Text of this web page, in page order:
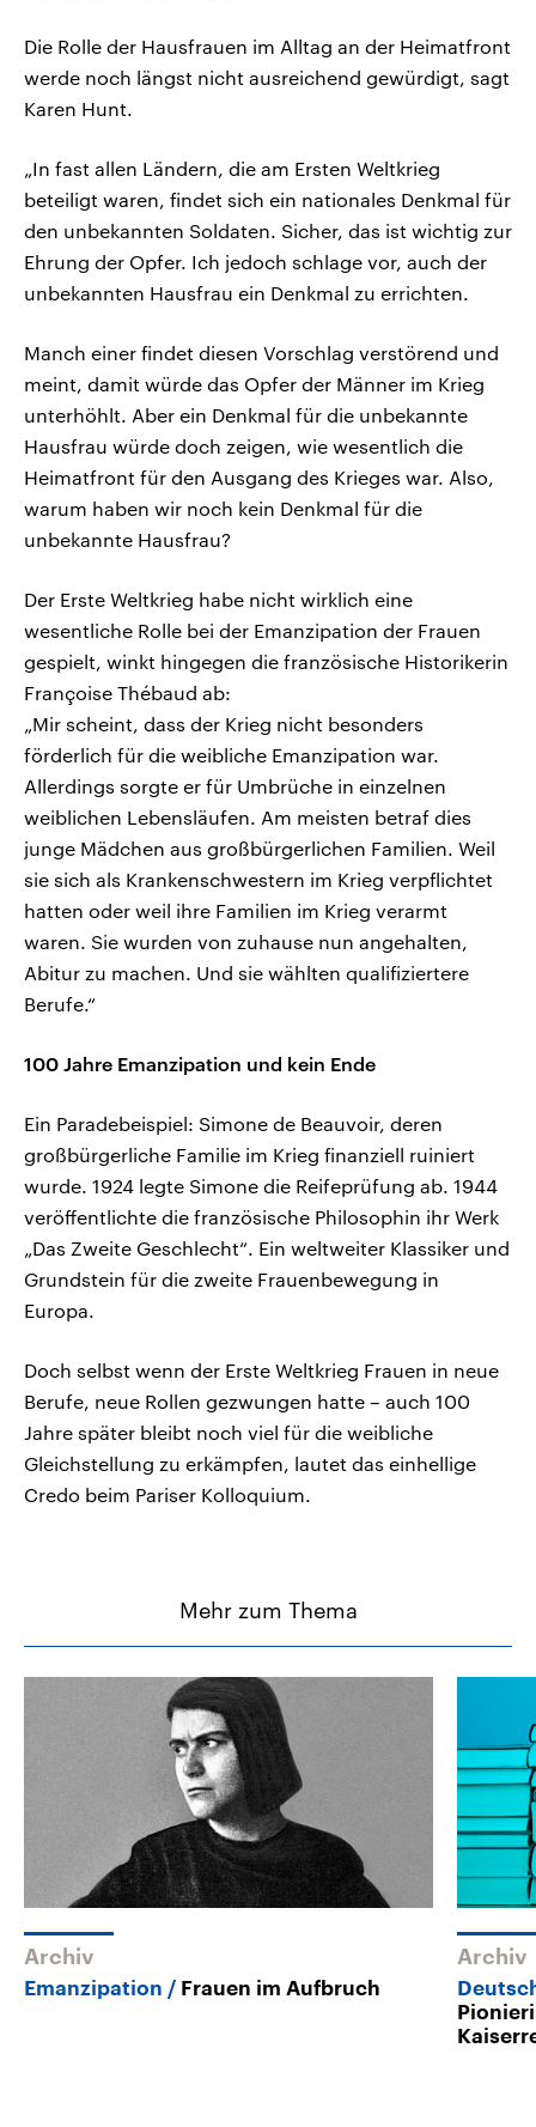
Die Rolle der Hausfrauen im Alltag an der Heimatfront
werde noch längst nicht ausreichend gewürdigt, sagt
Karen Hunt.
„In fast allen Ländern, die am Ersten Weltkrieg
beteiligt waren, findet sich ein nationales Denkmal für
den unbekannten Soldaten. Sicher, das ist wichtig zur
Ehrung der Opfer. Ich jedoch schlage vor, auch der
unbekannten Hausfrau ein Denkmal zu errichten.
Manch einer findet diesen Vorschlag verstörend und
meint, damit würde das Opfer der Männer im Krieg
unterhöhlt. Aber ein Denkmal für die unbekannte
Hausfrau würde doch zeigen, wie wesentlich die
Heimatfront für den Ausgang des Krieges war. Also,
warum haben wir noch kein Denkmal für die
unbekannte Hausfrau?
Der Erste Weltkrieg habe nicht wirklich eine
wesentliche Rolle bei der Emanzipation der Frauen
gespielt, winkt hingegen die französische Historikerin
Françoise Thébaud ab:
„Mir scheint, dass der Krieg nicht besonders
förderlich für die weibliche Emanzipation war.
Allerdings sorgte er für Umbrüche in einzelnen
weiblichen Lebensläufen. Am meisten betraf dies
junge Mädchen aus großbürgerlichen Familien. Weil
sie sich als Krankenschwestern im Krieg verpflichtet
hatten oder weil ihre Familien im Krieg verarmt
waren. Sie wurden von zuhause nun angehalten,
Abitur zu machen. Und sie wählten qualifiziertere
Berufe.“
100 Jahre Emanzipation und kein Ende
Ein Paradebeispiel: Simone de Beauvoir, deren
großbürgerliche Familie im Krieg finanziell ruiniert
wurde. 1924 legte Simone die Reifeprüfung ab. 1944
veröffentlichte die französische Philosophin ihr Werk
„Das Zweite Geschlecht“. Ein weltweiter Klassiker und
Grundstein für die zweite Frauenbewegung in
Europa.
Doch selbst wenn der Erste Weltkrieg Frauen in neue
Berufe, neue Rollen gezwungen hatte – auch 100
Jahre später bleibt noch viel für die weibliche
Gleichstellung zu erkämpfen, lautet das einhellige
Credo beim Pariser Kolloquium.
Mehr zum Thema
Archiv
Emanzipation Frauen im Aufbruch
Archiv